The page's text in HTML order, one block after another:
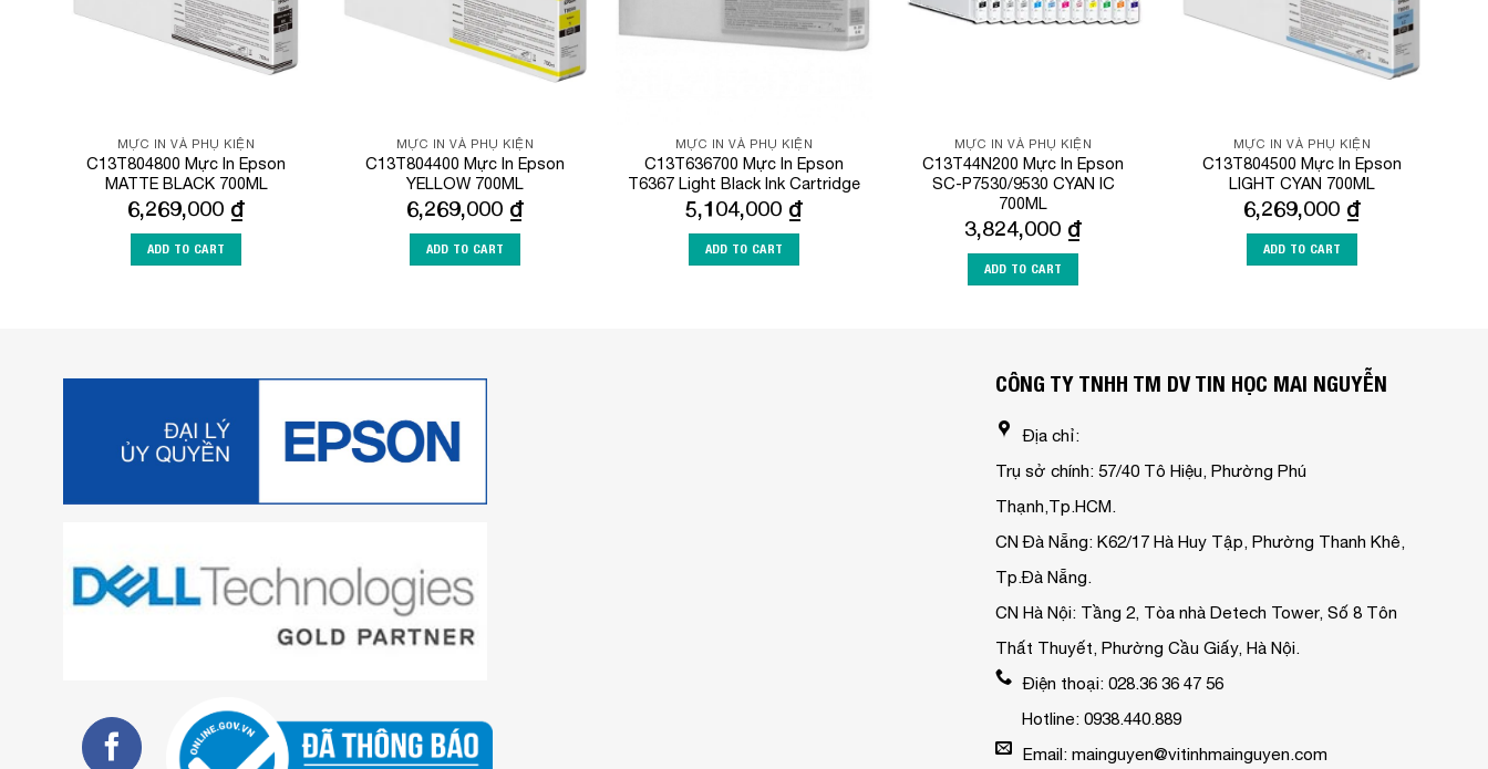
MỰC IN VÀ PHỤ KIỆN
C13T804800 Mực In Epson
MATTE BLACK 700ML
6,269,000 ₫
ADD TO CART
MỰC IN VÀ PHỤ KIỆN
C13T804400 Mực In Epson
YELLOW 700ML
6,269,000 ₫
ADD TO CART
MỰC IN VÀ PHỤ KIỆN
C13T636700 Mực In Epson
T6367 Light Black Ink Cartridge
5,104,000 ₫
ADD TO CART
MỰC IN VÀ PHỤ KIỆN
C13T44N200 Mực In Epson
SC-P7530/9530 CYAN IC
700ML
3,824,000 ₫
ADD TO CART
MỰC IN VÀ PHỤ KIỆN
C13T804500 Mực In Epson
LIGHT CYAN 700ML
6,269,000 ₫
ADD TO CART
CÔNG TY TNHH TM DV TIN HỌC MAI NGUYỄN
Địa chỉ:
Trụ sở chính: 57/40 Tô Hiệu, Phường Phú
Thạnh,Tp.HCM.
CN Đà Nẵng: K62/17 Hà Huy Tập, Phường Thanh Khê,
Tp.Đà Nẵng.
CN Hà Nội: Tầng 2, Tòa nhà Detech Tower, Số 8 Tôn
Thất Thuyết, Phường Cầu Giấy, Hà Nội.
Điện thoại: 028.36 36 47 56
Hotline: 0938.440.889
Email: mainguyen@vitinhmainguyen.com